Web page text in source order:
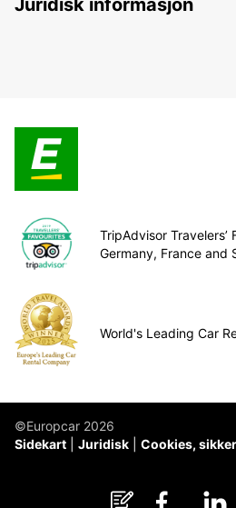
Juridisk informasjon
TripAdvisor
Germany, France and
World's Leading Car
©Europcar 2026
Sidekart
Juridisk Cookies,